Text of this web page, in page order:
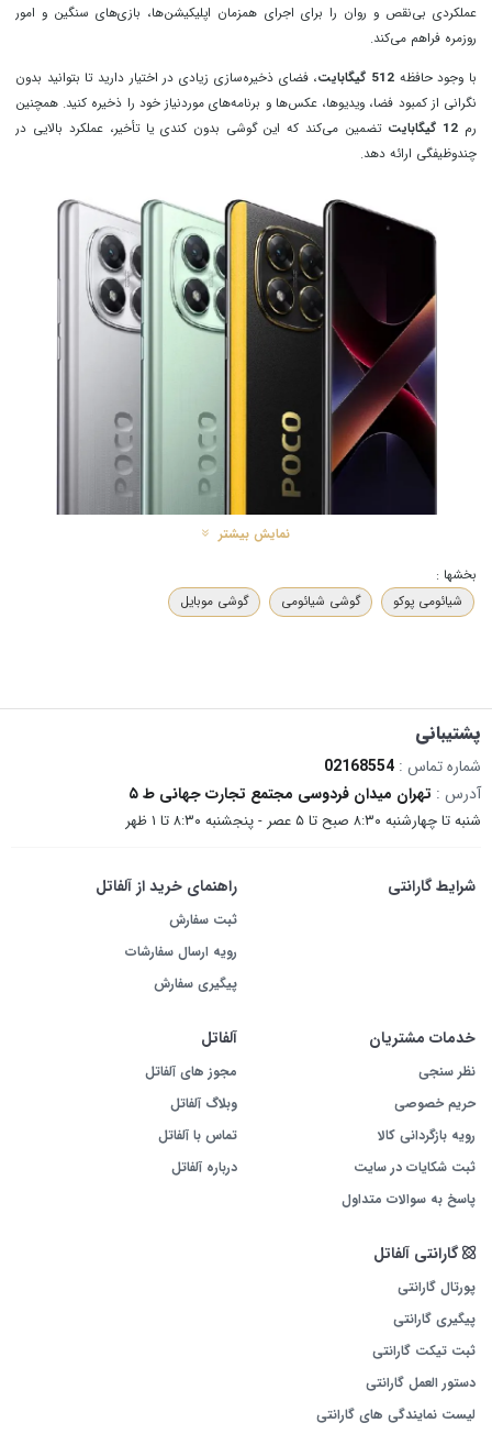
عملکردی بی‌نقص و روان را برای اجرای همزمان اپلیکیشن‌ها، بازی‌های سنگین و امور
روزمره فراهم می‌کند.
با وجود حافظه512 گیگابایت
، فضای ذخیره‌سازی زیادی در اختیار دارید تا بتوانید بدون
نگرانی از کمبود فضا، ویدیوها، عکس‌ها و برنامه‌های موردنیاز خود را ذخیره کنید. همچنین
رم 12 گیگابایت
تضمین می‌کند که این گوشی بدون کندی یا تأخیر، عملکرد بالایی در
چندوظیفگی ارائه دهد.
ویژگی‌های کلیدی گوشی موبایل شیائومی مدلPOCO X7
صفحه نمایش با کیفیت بالا
پردازنده قدرتمند
طراحی مدرن و شیک: بدنه‌ای زیبا که در دست گرفتن آن حس یک گوشی
سیستم دوربین حرفه‌ای
: ثبت تصاویر با جزئیات دقیق در شرایط مختلف نوری.
و پردازنده نسل جدید، تجربه‌ای
یا مشغول کارهای گرافیکی سنگین، این گوشی همیشه پاسخگوی نیاز شما خواهد بود.
نمایش بیشتر
بخشها :
شیائومی پوکو
گوشی شیائومی گوشی موبایل
پشتیبانی
شماره تماس : 02168554
آدرس : تهران میدان فردوسی مجتمع تجارت جهانی ط ۵
شنبه تا چهارشنبه ۸:۳۰ صبح تا ۵ عصر - پنجشنبه ۸:۳۰ تا ۱ ظهر
شرایط گارانتی راهنمای خرید از آلفاتل
ثبت سفارش
رویه ارسال سفارشات
پیگیری سفارش
خدمات مشتریان
نظر سنجی
حریم خصوصی
رویه بازگردانی کالا
ثبت شکایات در سایت
پاسخ به سوالات متداول
آلفاتل
مجوز های آلفاتل
وبلاگ آلفاتل
تماس با آلفاتل
درباره آلفاتل
گارانتی آلفاتل
پورتال گارانتی
پیگیری گارانتی
ثبت تیکت گارانتی
دستور العمل گارانتی
لیست نمایندگی های گارانتی